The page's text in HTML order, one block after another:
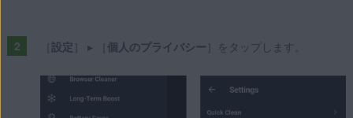
設定 ］ ▸ ［ 個人のプライバシー ］をタップします。